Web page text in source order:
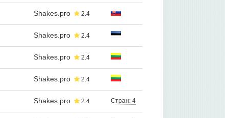
Shakes.pro 2.4
Shakes.pro 2.4
Shakes.pro 2.4
Shakes.pro 2.4
Shakes.pro 2.4 Стран: 4